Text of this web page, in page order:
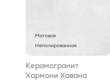
Матовая
Неполированная
Керамогранит
Хармони Хавана